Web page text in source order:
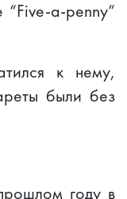
a-penny”
к нему,
были без
году в